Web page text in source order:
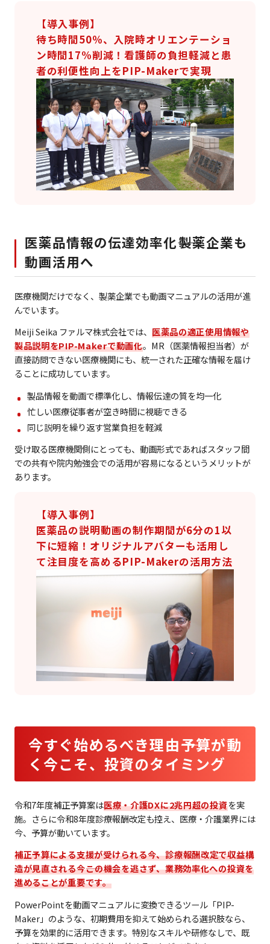
【導入事例】
待ち時間50％、入院時オリエンテーショ
ン時間17%削減！看護師の負担軽減と患
者の利便性向上をPIP-Makerで実現
医薬品情報の伝達効率化――製薬企業も
動画活用へ
医療機関だけでなく、製薬企業でも動画マニュアルの活用が進
んでいます。
Meiji Seika ファルマ株式会社では、 医薬品の適正使用情報や
製品説明をPIP-Makerで動画化。MR（医薬情報担当者）が
直接訪問できない医療機関にも、統一された正確な情報を届け
ることに成功しています。
製品情報を動画で標準化し、情報伝達の質を均一化
忙しい医療従事者が空き時間に視聴できる
同じ説明を繰り返す営業負担を軽減
受け取る医療機関側にとっても、動画形式であればスタッフ間
での共有や院内勉強会での活用が容易になるというメリットが
あります。
【導入事例】
医薬品の説明動画の制作期間が6分の1以
下に短縮！オリジナルアバターも活用し
て注目度を高めるPIP-Makerの活用方法
今すぐ始めるべき理由――予算が動
く今こそ、投資のタイミング
令和7年度補正予算案は医療・介護DXに2兆円超の投資を実
施。さらに令和8年度診療報酬改定も控え、医療・介護業界には
今、予算が動いています。
補正予算による支援が受けられる今、診療報酬改定で収益構
造が見直される今――この機会を逃さず、業務効率化への投資を
進めることが重要です。
PowerPointを動画マニュアルに変換できるツール「PIP-
Maker」のような、初期費用を抑えて始められる選択肢なら、
予算を効果的に活用できます。特別なスキルや研修なしで、既